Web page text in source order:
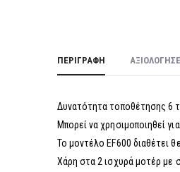
ΠΕΡΙΓΡΑΦΉ
Δυνατότητα τοποθέτησης 6
Μπορεί να χρησιμοποιηθεί
Το μοντέλο ΕF600 διαθέτει
Χάρη στα 2 ισχυρά μοτέρ με